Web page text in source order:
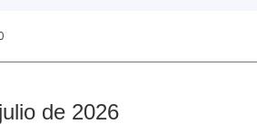
de 2026